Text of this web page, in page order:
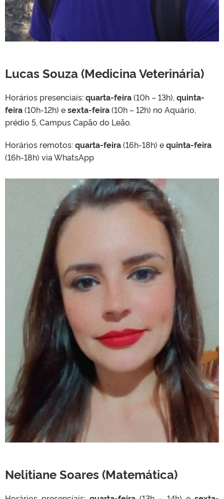
Lucas Souza (Medicina Veterinária)
Horários presenciais:quarta-feira(10h – 13h), quinta-
feira(10h-12h) esexta-feira(10h – 12h) no Aquário,
prédio 5, Campus Capão do Leão.
Horários remotos:quarta-feira(16h-18h) equinta-feira
(16h-18h) viaWhatsApp
Nelitiane Soares (Matemática)